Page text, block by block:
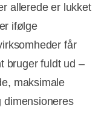
allerede er lukket
ifølge
får
bruger fuldt ud –
maksimale
dimensioneres